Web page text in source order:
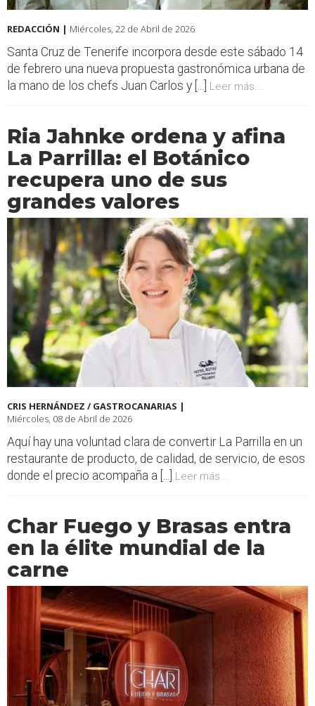
REDACCIÓN | Miércoles, 22 de Abril de 2026
Santa Cruz de Tenerife incorpora desde este sábado 14
de febrero una nueva propuesta gastronómica urbana de
la mano de los chefs Juan Carlos y [...]
Leer más...
Ria Jahnke ordena y afina
La Parrilla: el Botánico
recupera uno de sus
grandes valores
CRIS HERNÁNDEZ / GASTROCANARIAS |
Miércoles, 08 de Abril de 2026
Aquí hay una voluntad clara de convertir La Parrilla en un
restaurante de producto, de calidad, de servicio, de esos
donde el precio acompaña a [...] Leer más...
Char Fuego y Brasas entra
en la élite mundial de la
carne